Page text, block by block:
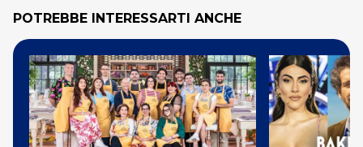
POTREBBE INTERESSARTI ANCHE